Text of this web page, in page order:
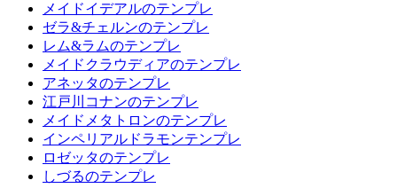
メイドイデアルのテンプレ
ゼラ&チェルンのテンプレ
レム&ラムのテンプレ
メイドクラウディアのテンプレ
アネッタのテンプレ
江戸川コナンのテンプレ
メイドメタトロンのテンプレ
インペリアルドラモンテンプレ
ロゼッタのテンプレ
しづるのテンプレ